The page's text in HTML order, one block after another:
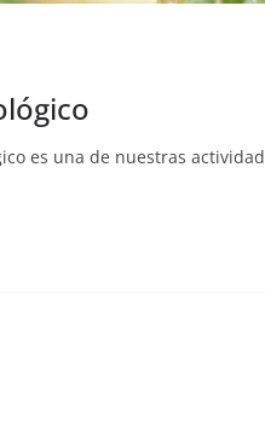
es una de nuestras